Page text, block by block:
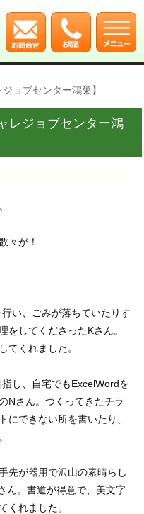
ョブセンター鴻巣】
レジョブセンター鴻
々が！
い、ごみが落ちていたりす
をしてくださったKさん。
てくれました。
し、自宅でもExcelWordを
Nさん。つくってきたチラ
にできない所を書いたり、
先が器用で沢山の素晴らし
ん。書道が得意で、美文字
くれました。